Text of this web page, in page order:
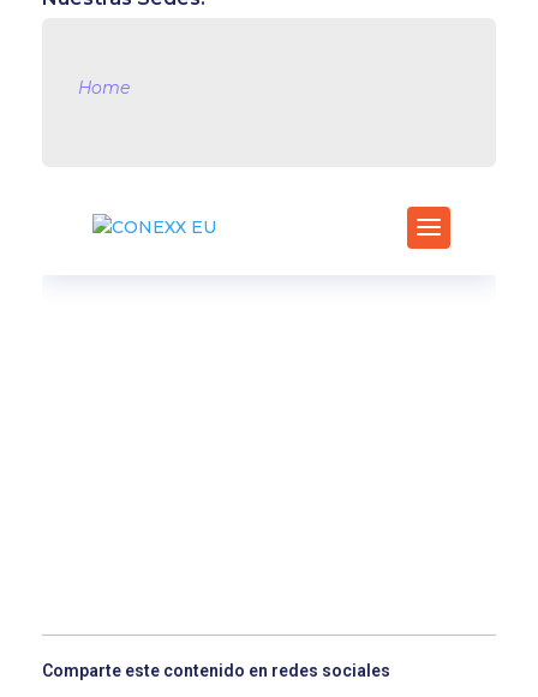
Home
Comparte este contenido en redes sociales